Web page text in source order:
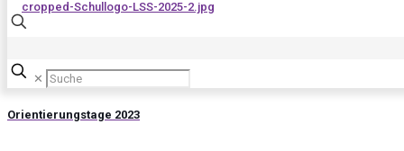
✕
Grundschultag zieht viele Interessierte an | Viertklässler erkunden
die Realschule plus und Fachhochschule Mendig
Orientierungstage 2023